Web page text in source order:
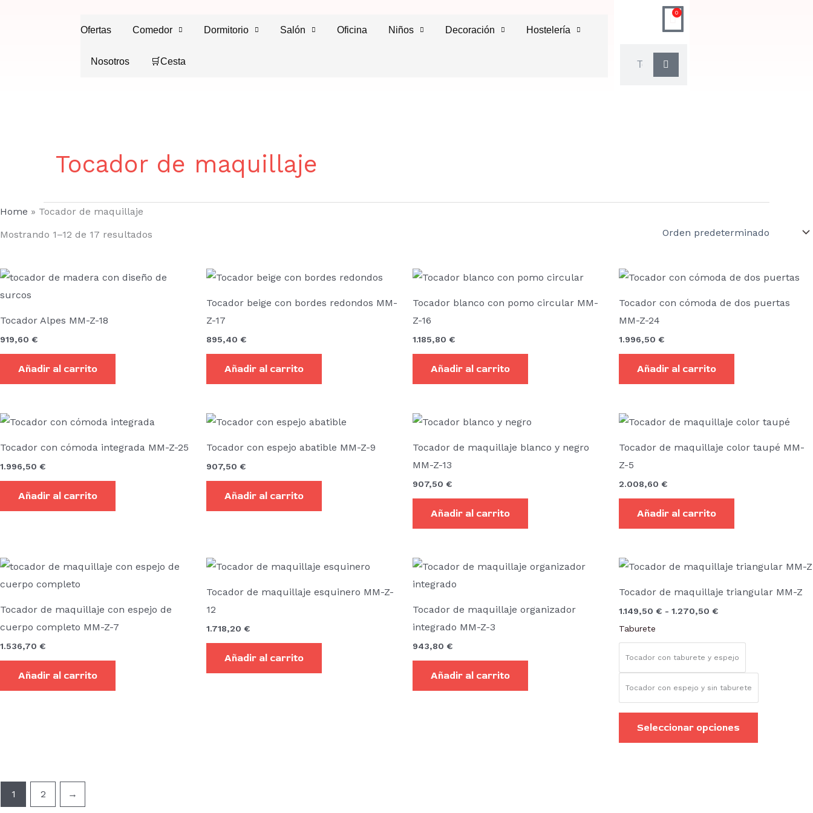
Ofertas Comedor Dormitorio Salón Oficina Niños Decoración Hostelería
Nosotros 🛒Cesta
0
Carrito
Tocador de maquillaje
Home » Tocador de maquillaje
Mostrando 1–12 de 17 resultados
Tocador Alpes MM-Z-18
919,60 €
Añadir al carrito
Tocador beige con bordes redondos MM-
Z-17
895,40 €
Añadir al carrito
Tocador blanco con pomo circular MM-
Z-16
1.185,80 €
Añadir al carrito
Tocador con cómoda de dos puertas
MM-Z-24
1.996,50 €
Añadir al carrito
Tocador con cómoda integrada MM-Z-25
1.996,50 €
Añadir al carrito
Tocador con espejo abatible MM-Z-9
907,50 €
Añadir al carrito
Tocador de maquillaje blanco y negro
MM-Z-13
907,50 €
Añadir al carrito
Tocador de maquillaje color taupé MM-
Z-5
2.008,60 €
Añadir al carrito
Tocador de maquillaje con espejo de
cuerpo completo MM-Z-7
1.536,70 €
Añadir al carrito
Tocador de maquillaje esquinero MM-Z-
12
1.718,20 €
Añadir al carrito
Tocador de maquillaje organizador
integrado MM-Z-3
943,80 €
Añadir al carrito
Tocador de maquillaje triangular MM-Z
1.149,50 € - 1.270,50 €
Rango
de
desde
Taburete
Tocador con taburete y espejo
Tocador con espejo y sin taburete
Seleccionar opciones
Este
opciones
en
1 2 →